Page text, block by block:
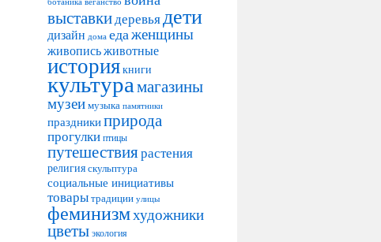
выставкидеревьядети
дизайн дома едаженщины
живописьживотные
историякниги
культурамагазины
музеимузыка памятники
праздникиприрода
прогулкиптицы
путешествиярастения
религияскульптура
социальные инициативы
товарытрадиции улицы
феминизмхудожники
цветы экология